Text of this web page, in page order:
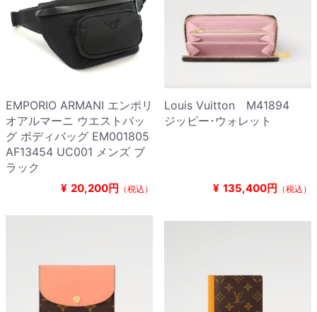
EMPORIO ARMANI エンポリ
オアルマーニ ウエストバッ
グ ボディバッグ EM001805
AF13454 UC001 メンズ ブ
ラック
¥ 20,200円 （税込）
Louis Vuitton M41894
ジッピー･ウォレット
¥ 135,400円 （税込）